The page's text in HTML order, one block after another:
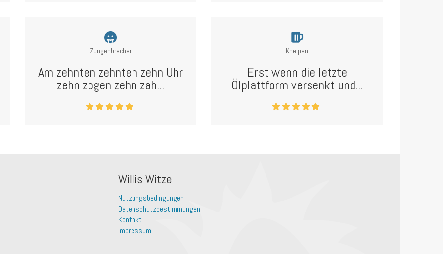
Zungenbrecher
Am zehnten zehnten zehn Uhr
zehn zogen zehn zah...
Kneipen
Erst wenn die letzte
Ölplattform versenkt und...
Willis Witze
Nutzungsbedingungen
Datenschutzbestimmungen
Kontakt
Impressum